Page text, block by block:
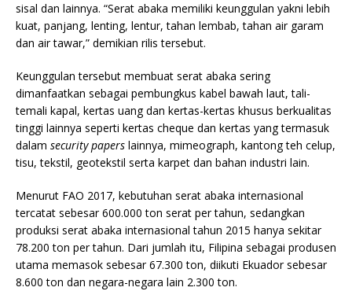
sisal dan lainnya. “Serat abaka memiliki keunggulan yakni lebih
kuat, panjang, lenting, lentur, tahan lembab, tahan air garam
dan air tawar,” demikian rilis tersebut.
Keunggulan tersebut membuat serat abaka sering
dimanfaatkan sebagai pembungkus kabel bawah laut, tali-
temali kapal, kertas uang dan kertas-kertas khusus berkualitas
tinggi lainnya seperti kertas cheque dan kertas yang termasuk
dalam security papers lainnya, mimeograph, kantong teh celup,
tisu, tekstil, geotekstil serta karpet dan bahan industri lain.
Menurut FAO 2017, kebutuhan serat abaka internasional
tercatat sebesar 600.000 ton serat per tahun, sedangkan
produksi serat abaka internasional tahun 2015 hanya sekitar
78.200 ton per tahun. Dari jumlah itu, Filipina sebagai produsen
utama memasok sebesar 67.300 ton, diikuti Ekuador sebesar
8.600 ton dan negara-negara lain 2.300 ton.